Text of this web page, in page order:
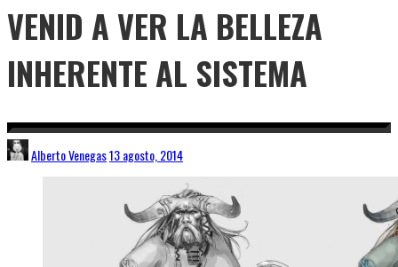
VENID A VER LA BELLEZA
INHERENTE AL SISTEMA
Alberto Venegas13 agosto, 2014